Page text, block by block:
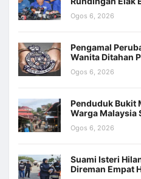
Ogos 6, 2026
Pengamal
Wanita Ditahan
Ogos 6, 2026
Penduduk Bukit
Warga Malaysia
Ogos 6, 2026
Suami Isteri
Direman Empat